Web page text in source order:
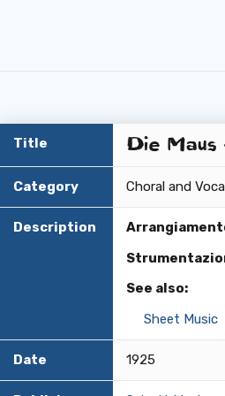
Title Die Maus
Category Choral and
Description
See also:
Sheet Music
Date 1925